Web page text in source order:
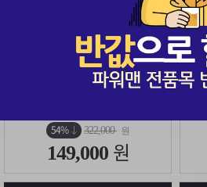
시알리스 1병(30정) + 레비트라 1병(30정)
54% 322,000 원
149,000 원